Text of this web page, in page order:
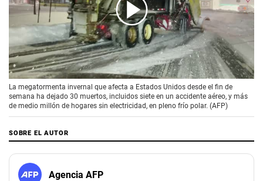
00:00 /01:46
La megatormenta invernal que afecta a Estados Unidos desde el fin de
semana ha dejado 30 muertos, incluidos siete en un accidente aéreo, y más
de medio millón de hogares sin electricidad, en pleno frío polar. (AFP)
SOBRE EL AUTOR
Agencia AFP